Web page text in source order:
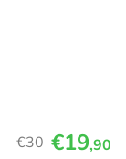
€30 €19,90